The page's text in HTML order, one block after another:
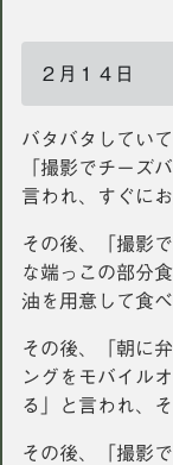
２月１４日
バタバタしてい
「撮影でチーズ
言われ、すぐに
その後、「撮影
な端っこの部分
油を用意して食べ
その後、「朝に
ングをモバイル
る」と言われ、
その後、「撮影